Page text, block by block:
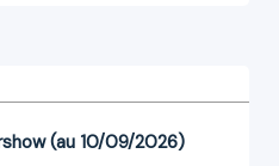
(au 10/09/2026)